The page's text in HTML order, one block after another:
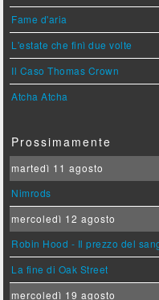
Fame d'aria
L'estate che finì due volte
Il Caso Thomas Crown
Atcha Atcha
Prossimamente
martedì 11 agosto
Nimrods
mercoledì 12 agosto
Robin Hood - Il prezzo del
La fine di Oak Street
mercoledì 19 agosto